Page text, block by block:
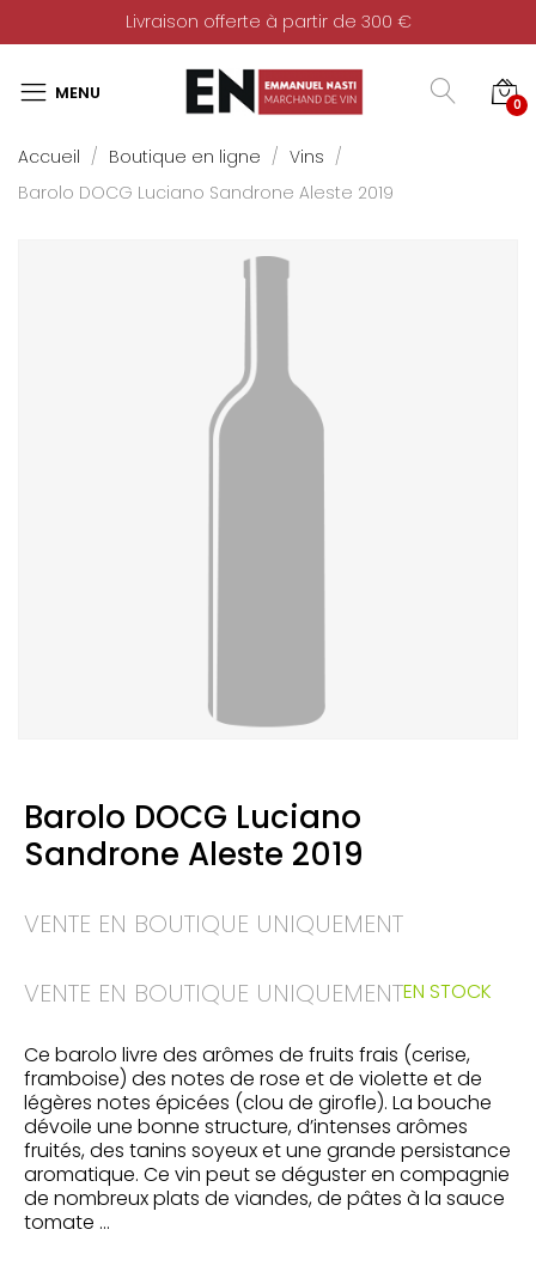
Livraison offerte à partir de 300 €
0
Accueil Boutique en ligne
Vins
Barolo DOCG Luciano Sandrone Aleste 2019
Barolo DOCG Luciano
Sandrone Aleste 2019
VENTE EN BOUTIQUE UNIQUEMENT
VENTE EN BOUTIQUE UNIQUEMENTEN STOCK
Ce barolo livre des arômes de fruits frais (cerise,
framboise) des notes de rose et de violette et de
légères notes épicées (clou de girofle). La bouche
dévoile une bonne structure, d’intenses arômes
fruités, des tanins soyeux et une grande persistance
aromatique. Ce vin peut se déguster en compagnie
de nombreux plats de viandes, de pâtes à la sauce
tomate …